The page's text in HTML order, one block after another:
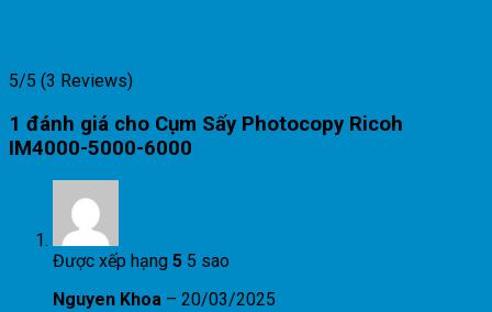
5/5 (3 Reviews)
1 đánh giá cho Cụm Sấy Photocopy Ricoh
IM4000-5000-6000
Được xếp hạng 5 5 sao
Nguyen Khoa – 20/03/2025